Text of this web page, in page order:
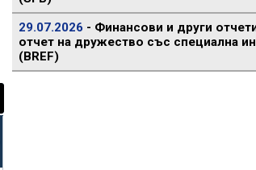
29.07.2026 - Финансови и други
отчет на дружество със специална
(BREF)